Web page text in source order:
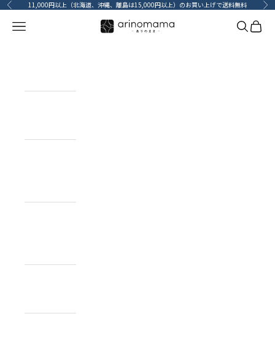
コンテンツへスキップ
前へ 11,000円以上（北海道、沖縄、離島は15,000円以上）のお買い上げで送料無料 次
メニューを開く 検索を開
カー